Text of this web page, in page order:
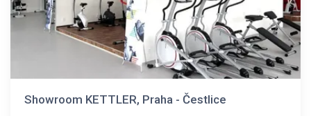
Showroom KETTLER, Praha - Čestlice